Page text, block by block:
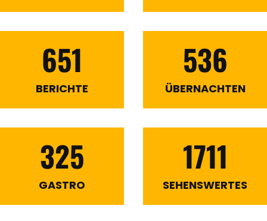
651
BERICHTE
536
ÜBERNACHTEN
325
GASTRO
1711
SEHENSWERTES